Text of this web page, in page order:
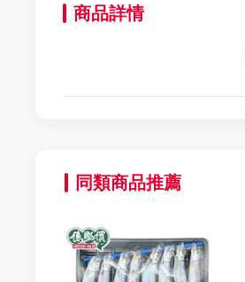
商品詳情
同類商品推薦